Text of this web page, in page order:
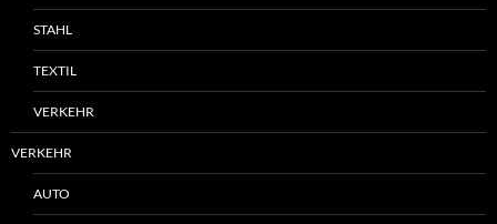
STAHL
TEXTIL
VERKEHR
VERKEHR
AUTO